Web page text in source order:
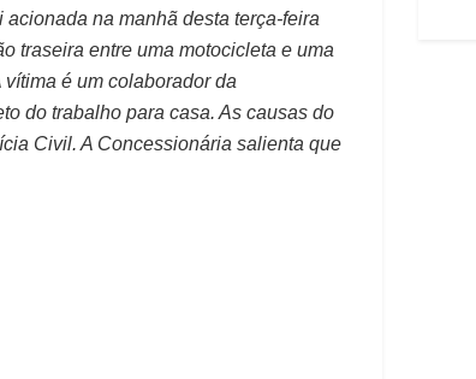
acionada na manhã desta terça-feira
traseira entre uma motocicleta e uma
é um colaborador da
do trabalho para casa. As causas do
Civil. A Concessionária salienta que